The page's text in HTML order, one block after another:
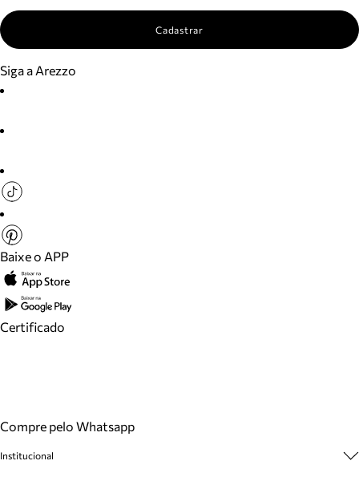
Cadastrar
Siga a Arezzo
Baixe o APP
Certificado
Compre pelo Whatsapp
Institucional